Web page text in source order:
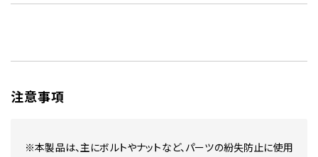
注意事項
※本製品は、主にボルトやナットなど、パーツの紛失防止に使用